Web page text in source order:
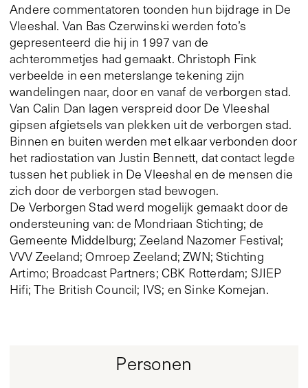
Andere commentatoren toonden hun bijdrage in De
Vleeshal. Van Bas Czerwinski werden foto’s
gepresenteerd die hij in 1997 van de
achterommetjes had gemaakt. Christoph Fink
verbeelde in een meterslange tekening zijn
wandelingen naar, door en vanaf de verborgen stad.
Van Calin Dan lagen verspreid door De Vleeshal
gipsen afgietsels van plekken uit de verborgen stad.
Binnen en buiten werden met elkaar verbonden door
het radiostation van Justin Bennett, dat contact legde
tussen het publiek in De Vleeshal en de mensen die
zich door de verborgen stad bewogen.
De Verborgen Stad werd mogelijk gemaakt door de
ondersteuning van: de Mondriaan Stichting; de
Gemeente Middelburg; Zeeland Nazomer Festival;
VVV Zeeland; Omroep Zeeland; ZWN; Stichting
Artimo; Broadcast Partners; CBK Rotterdam; SJIEP
Hifi; The British Council; IVS; en Sinke Komejan.
Personen